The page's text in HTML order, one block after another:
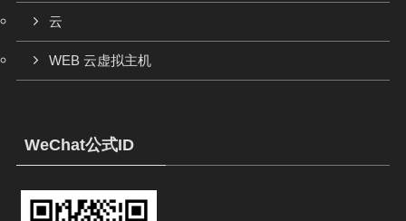
云
WEB 云虚拟主机
WeChat公式ID